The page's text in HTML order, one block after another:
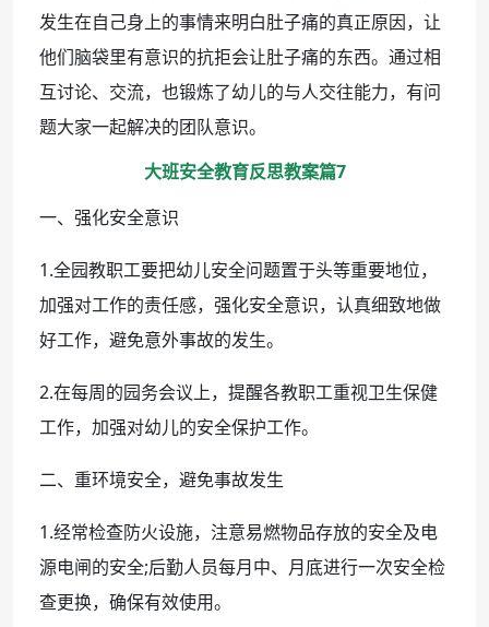
发生在自己身上的事情来明白肚子痛的真正原因，让
他们脑袋里有意识的抗拒会让肚子痛的东西。通过相
互讨论、交流，也锻炼了幼儿的与人交往能力，有问
题大家一起解决的团队意识。
大班安全教育反思教案篇7
一、强化安全意识
1.全园教职工要把幼儿安全问题置于头等重要地位，
加强对工作的责任感，强化安全意识，认真细致地做
好工作，避免意外事故的发生。
2.在每周的园务会议上，提醒各教职工重视卫生保健
工作，加强对幼儿的安全保护工作。
二、重环境安全，避免事故发生
1.经常检查防火设施，注意易燃物品存放的安全及电
源电闸的安全;后勤人员每月中、月底进行一次安全检
查更换，确保有效使用。